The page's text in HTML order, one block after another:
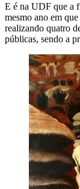
E é na UDF que a
mesmo ano em
realizando quatro
públicas, sendo a